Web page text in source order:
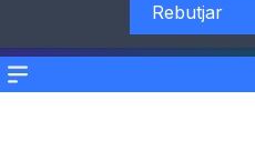
Menu
Rebutjar